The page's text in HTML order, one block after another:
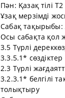
Пән: Қазақ тілі Т2
Ұзақ мерзімді
Сабақ
Осы сабақта қол
3.5 Түрлі
3.3.5.1*
2.3 Түрлі
3.2.3.1* белгілі
толықтыру